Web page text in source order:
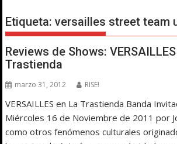
Etiqueta:versailles street team
Reviews de Shows:
Trastienda
marzo 31, 2012 RISE!
VERSAILLES en La Trastienda Banda
Miércoles 16 de Noviembre de 2011 por
como otros fenómenos culturales